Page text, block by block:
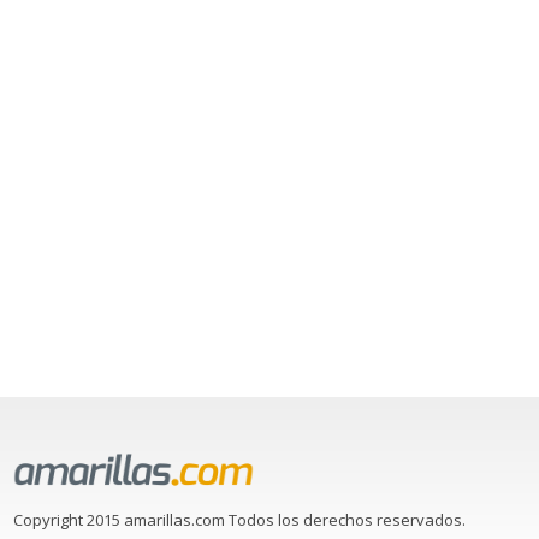
Copyright 2015 amarillas.com Todos los derechos reservados.